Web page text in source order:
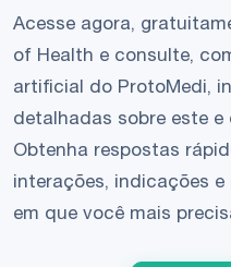
Acesse agora,
of Health e consulte,
artificial do ProtoMedi,
detalhadas sobre este
Obtenha respostas
interações, indicações
em que você mais